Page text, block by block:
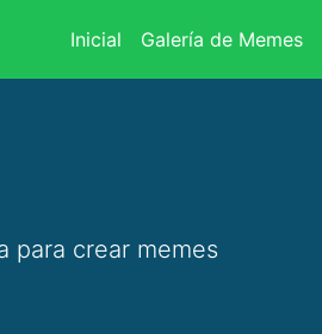
Inicial (current)
Galería de Memes
para crear memes